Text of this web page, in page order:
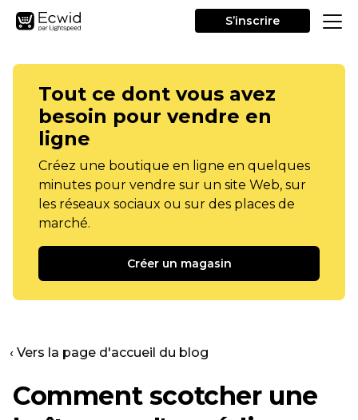
S’inscrire
Tout ce dont vous avez
besoin pour vendre en
ligne
Créez une boutique en ligne en quelques
minutes pour vendre sur un site Web, sur
les réseaux sociaux ou sur des places de
marché.
Créer un magasin
‹ Vers la page d'accueil du blog
Comment scotcher une